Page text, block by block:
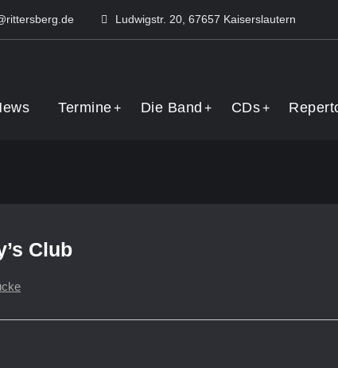
Ludwigstr. 20, 67657 Kaiserslautern
Termine Die Band CDs
Club